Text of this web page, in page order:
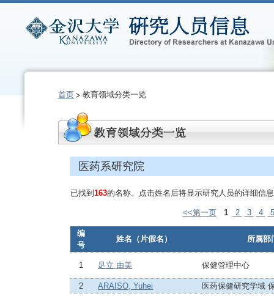
首页 教育领域分类一览
医药系研究院
已找到 163的名称。点击姓名后将显示研究人员的详细信
<<第一页 1 2 3 4
编
号
姓名（片假名） 所属部
1 足立 由美 保健管理中心
2 ARAISO, Yuhei
医药保健研究学域